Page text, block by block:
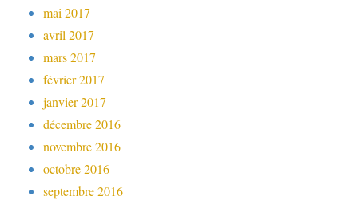
mai 2017
avril 2017
mars 2017
février 2017
janvier 2017
décembre 2016
novembre 2016
octobre 2016
septembre 2016